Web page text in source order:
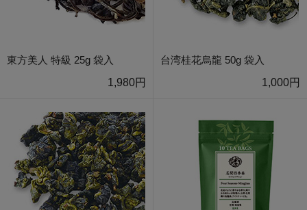
東方美人 特級 25g 袋入
1,980円
台湾桂花烏龍 50g 袋入
1,000円